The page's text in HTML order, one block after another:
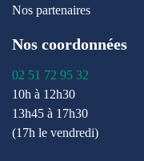
Nos partenaires
Nos coordonnées
02 51 72 95 32
10h à 12h30
13h45 à 17h30
(17h le vendredi)